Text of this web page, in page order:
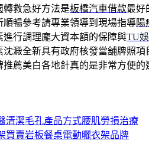
轉救急好方法是板橋汽車借款最好
順暢參考請專業領導到現場指導陽
進行調理龐大資本額的保障與TU
沈澱全新具有政府核發當舖牌照項
推薦美白各地針真的是非常方便的
清潔毛孔產品方式腰肌勞損治療
買賣岩板餐桌電動曬衣架品牌